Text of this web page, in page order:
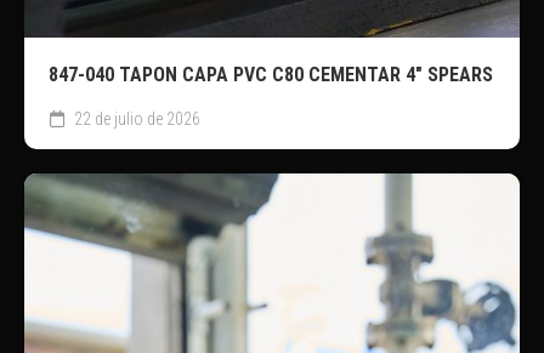
847-040 TAPON CAPA PVC C80 CEMENTAR 4″ SPEARS
22 de julio de 2026